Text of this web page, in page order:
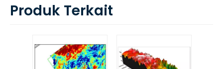
Produk Terkait